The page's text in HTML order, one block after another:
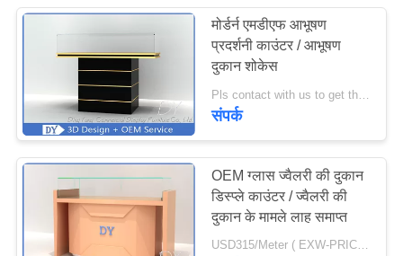
साइटमैप
PRIVACY
POLICY
मोर्डर्न एमडीएफ आभूषण
प्रदर्शनी काउंटर / आभूषण
दुकान शोकेस
Pls contact with us to get the price information MOQ:10 पीसी
संपर्क
OEM ग्लास ज्वैलरी की दुकान
डिस्प्ले काउंटर / ज्वैलरी की
दुकान के मामले लाह समाप्त
USD315/Meter ( EXW-PRICE ) MOQ:10 पीसी/ज्वैलरी स्टोर के मामले